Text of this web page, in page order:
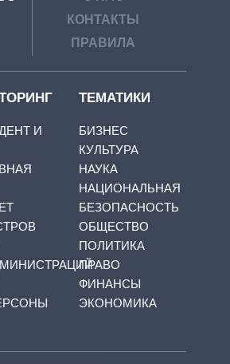
КОНТАКТЫ
ПРАВИЛА
И
ТЕМАТИКИ
БИЗНЕС
КУЛЬТУРА
НАУКА
НАЦИОНАЛЬНАЯ
БЕЗОПАСНОСТЬ
ОБЩЕСТВО
ПОЛИТИКА
ПРАВО
ФИНАНСЫ
ЭКОНОМИКА